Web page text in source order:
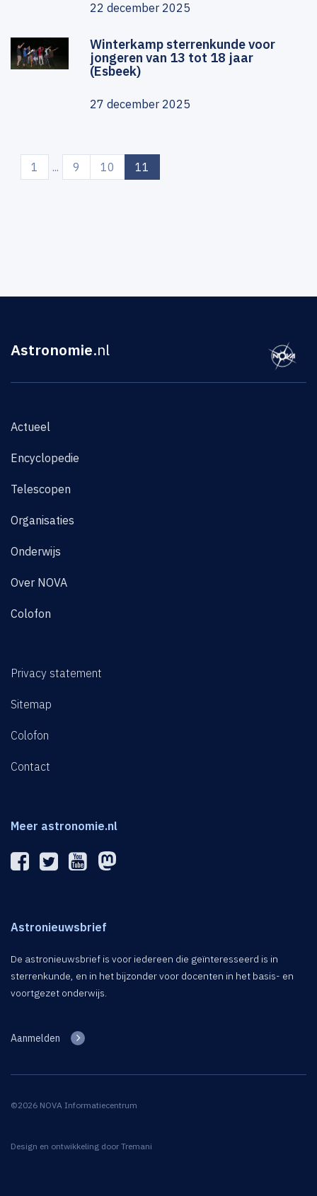
22 december 2025
Winterkamp sterrenkunde voor
jongeren van 13 tot 18 jaar
(Esbeek)
27 december 2025
1 ... 9 10 11
Astronomie.nl
Actueel
Encyclopedie
Telescopen
Organisaties
Onderwijs
Over NOVA
Colofon
Privacy statement
Sitemap
Colofon
Contact
Meer astronomie.nl
Astronieuwsbrief
De astronieuwsbrief is voor iedereen die geïnteresseerd is in
sterrenkunde, en in het bijzonder voor docenten in het basis- en
voortgezet onderwijs.
Aanmelden
©2026 NOVA Informatiecentrum
Design en ontwikkeling door Tremani